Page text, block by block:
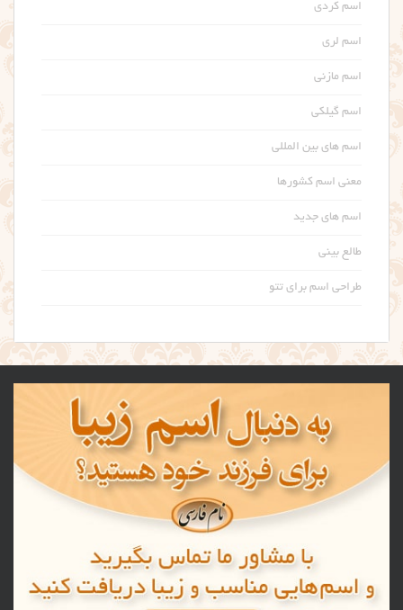
اسم کردی
اسم لری
اسم مازنی
اسم گیلکی
اسم های بین المللی
معنی اسم کشورها
اسم های جدید
طالع بینی
طراحی اسم برای تتو